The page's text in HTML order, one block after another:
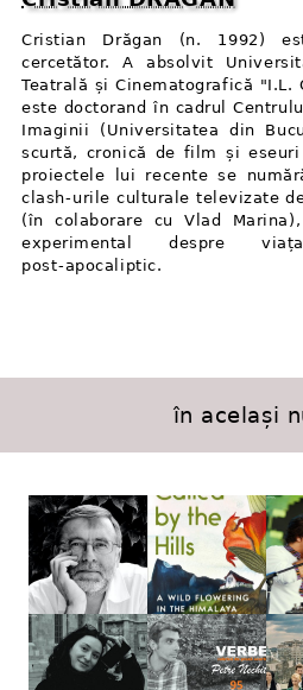
Cristian Drăgan (n. 1992)
cercetător. A absolvit
Teatrală și Cinematografică "I.L.
este doctorand în cadrul
Imaginii (Universitatea din
scurtă, cronică de film și eseuri
proiectele lui recente se
clash⁠-⁠urile culturale televizate
(în colaborare cu Vlad
experimental despre
post⁠-⁠apocaliptic.
în același